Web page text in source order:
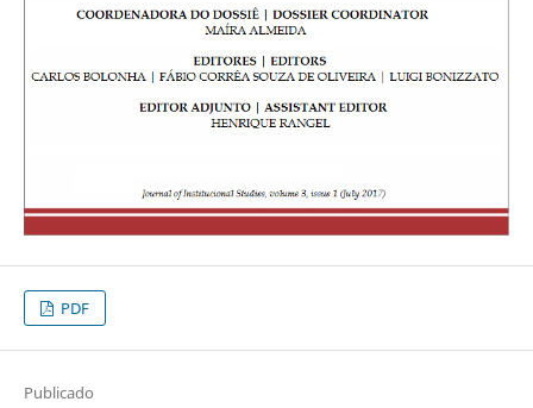
PDF
Publicado